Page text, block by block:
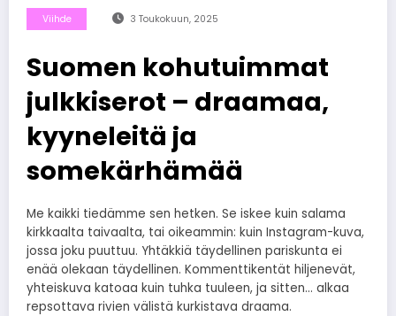
Viihde 3 Toukokuun, 2025
Suomen kohutuimmat
julkkiserot – draamaa,
kyyneleitä ja
somekärhämää
Me kaikki tiedämme sen hetken. Se iskee kuin salama
kirkkaalta taivaalta, tai oikeammin: kuin Instagram-kuva,
jossa joku puuttuu. Yhtäkkiä täydellinen pariskunta ei
enää olekaan täydellinen. Kommenttikentät hiljenevät,
yhteiskuva katoaa kuin tuhka tuuleen, ja sitten… alkaa
repsottava rivien välistä kurkistava draama.